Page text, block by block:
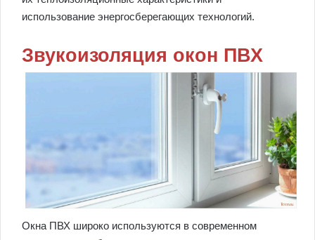
использование энергосберегающих технологий.
Звукоизоляция окон ПВХ
Окна ПВХ широко используются в современном